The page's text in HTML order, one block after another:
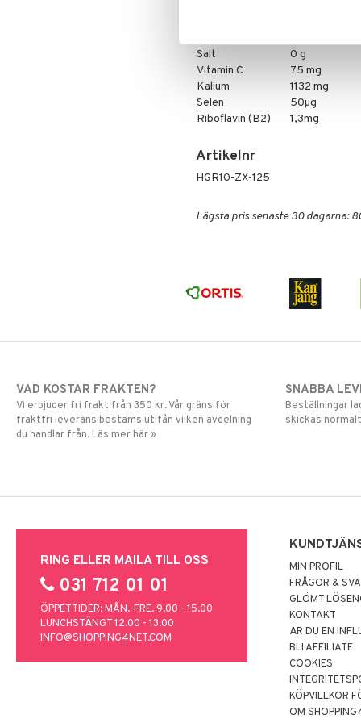
Salt
0 g
Vitamin C
75 mg
Kalium
1132 mg
Selen
50µg
Riboflavin (B2)
1,3mg
Artikelnr
HGR10-ZX-125
Lägsta pris senaste 30 dagarna:
VAD KOSTAR FRAKTEN?
Vi erbjuder fri frakt från 350 kr. Vår gräns för
fraktfri leverans bestäms utifån vilken avdelning
du handlar från. Läs mer här »
SNABBA
Beställningar
skickas
RING ELLER MAILA TILL OSS
031 712 01 01
ÖPPETTIDER: MÅN.-FRE. 9.00 - 15.00
LUNCHSTÄNGT 12.00 - 13.00
INFO@SHOPPING4NET.COM
MIN PROFIL
FRÅGOR &
GLÖMT
KONTAKT
ÄR DU EN
BLI AFFILIATE
COOKIES
KÖPVILLKOR
OM